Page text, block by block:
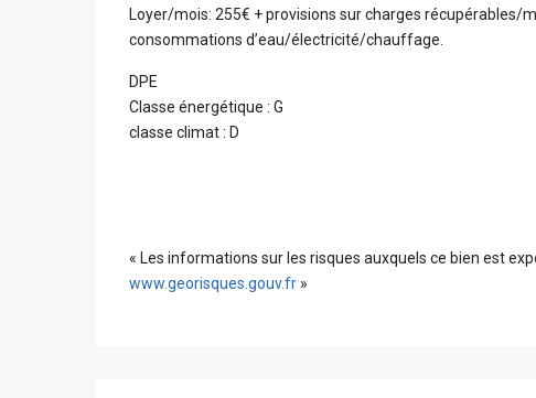
Loyer/mois: 255€ + provisions sur charges récupérables/
consommations d’eau/électricité/chauffage.
DPE
Classe énergétique : G
classe climat : D
« Les informations sur les risques auxquels ce bien est
www.georisques.gouv.fr »